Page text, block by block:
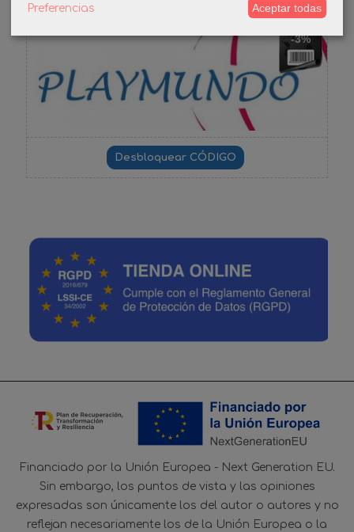
-3%
Financiado por la Unión Europea - Next Generation EU.
Sin embargo, los puntos de vista y las opiniones
expresadas son únicamente los del autor o autores y no
reflejan necesariamente los de la Unión Europea o la
Preferencias Aceptar todas